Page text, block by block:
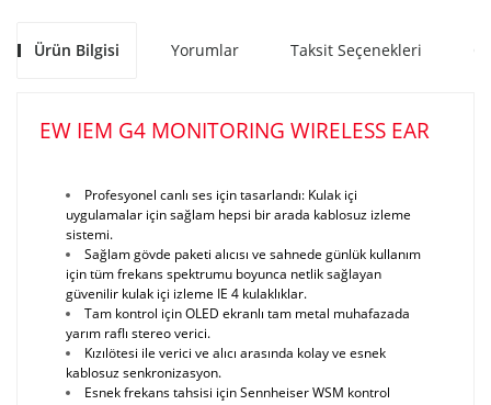
Ürün Bilgisi Yorumlar Taksit Seçenekleri
EW IEM G4 MONITORING WIRELESS EAR
Profesyonel canlı ses için tasarlandı: Kulak içi
uygulamalar için sağlam hepsi bir arada kablosuz izleme
sistemi.
Sağlam gövde paketi alıcısı ve sahnede günlük kullanım
için tüm frekans spektrumu boyunca netlik sağlayan
güvenilir kulak içi izleme IE 4 kulaklıklar.
Tam kontrol için OLED ekranlı tam metal muhafazada
yarım raflı stereo verici.
Kızılötesi ile verici ve alıcı arasında kolay ve esnek
kablosuz senkronizasyon.
Esnek frekans tahsisi için Sennheiser WSM kontrol